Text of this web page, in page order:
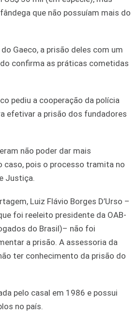
que não possuíam mais do
Gaeco, a prisão deles com um
confirma as práticas cometidas
pediu a cooperação da polícia
efetivar a prisão dos fundadores
não poder dar mais
caso, pois o processo tramita no
Justiça.
Luiz Flávio Borges D’Urso –
foi reeleito presidente da OAB-
do Brasil)– não foi
a prisão. A assessoria da
ter conhecimento da prisão do
pelo casal em 1986 e possui
no país.